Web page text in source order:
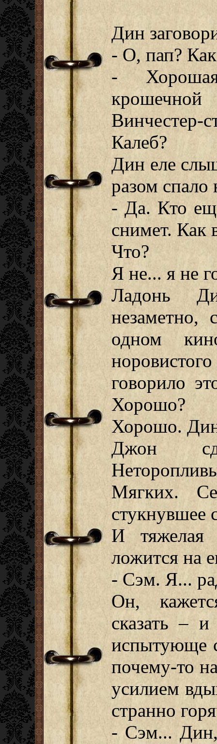
Дин
- О, пап? Как
-
Калеб?
Дин еле
разом спало
- Да. Кто
снимет. Как
Что?
Я не... я не
Ладонь
незаметно,
одном
говорило
Хорошо?
Хорошо.
Джон
Мягких.
стукнувшее
И тяжелая
ложится на
- Сэм. Я...
Он,
сказать –
испытующе
почему-то
усилием
странно
- Сэм... Дин,